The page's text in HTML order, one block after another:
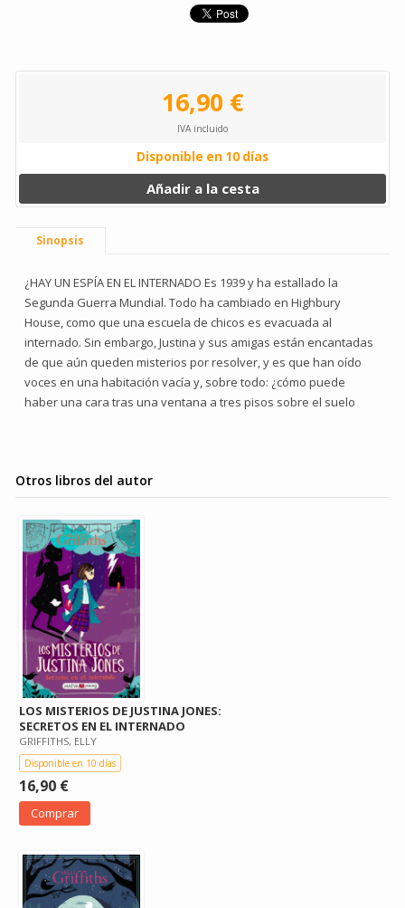
16,90 €
IVA incluido
Disponible en 10 días
Añadir a la cesta
Sinopsis
¿HAY UN ESPÍA EN EL INTERNADO Es 1939 y ha estallado la
Segunda Guerra Mundial. Todo ha cambiado en Highbury
House, como que una escuela de chicos es evacuada al
internado. Sin embargo, Justina y sus amigas están encantadas
de que aún queden misterios por resolver, y es que han oído
voces en una habitación vacía y, sobre todo: ¿cómo puede
haber una cara tras una ventana a tres pisos sobre el suelo
Otros libros del autor
LOS MISTERIOS DE JUSTINA JONES:
SECRETOS EN EL INTERNADO
GRIFFITHS, ELLY
Disponible en 10 días
16,90 €
Comprar